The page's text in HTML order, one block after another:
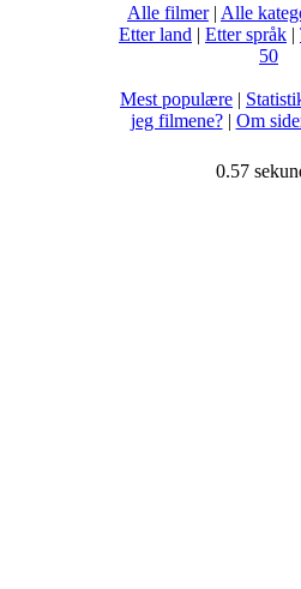
Alle filmer| Alle
Etter land | Etter språk |
50
Mest populære |
jeg filmene?| Om
0.57